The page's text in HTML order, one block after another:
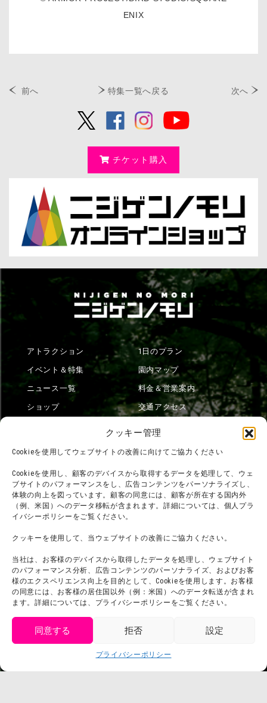
クッキー管理
Cookieを使用してウェブサイトの改善に向けてご協力ください
Cookieを使用し、顧客のデバイスから取得するデータを処理して、ウェ
ブサイトのパフォーマンスをし、広告コンテンツをパーソナライズし、
体験の向上を図っています。顧客の同意には、顧客が所在する国内外
（例、米国）へのデータ移転が含まれます。詳細については、個人プラ
イバシーポリシーをご覧ください。
クッキーを使用して、当ウェブサイトの改善にご協力ください。
当社は、お客様のデバイスから取得したデータを処理し、ウェブサイト
のパフォーマンス分析、広告コンテンツのパーソナライズ、およびお客
様のエクスペリエンス向上を目的として、Cookieを使用します。お客様
の同意には、お客様の居住国以外（例：米国）へのデータ転送が含まれ
ます。詳細については、プライバシーポリシーをご覧ください。
同意する 拒否 設定
プライバシーポリシー
ENIX
前へ 特集一覧へ戻る 次へ
チケット購入
アトラクション
イベント＆特集
ニュース一覧
ショップ
1日のプラン
園内マップ
料金＆営業案内
交通アクセス
団体利用について
お問い合わせ
利用規約
プライバシーポリシー
プレスリリース
メディア掲載実績
会社概要
スタッフ募集